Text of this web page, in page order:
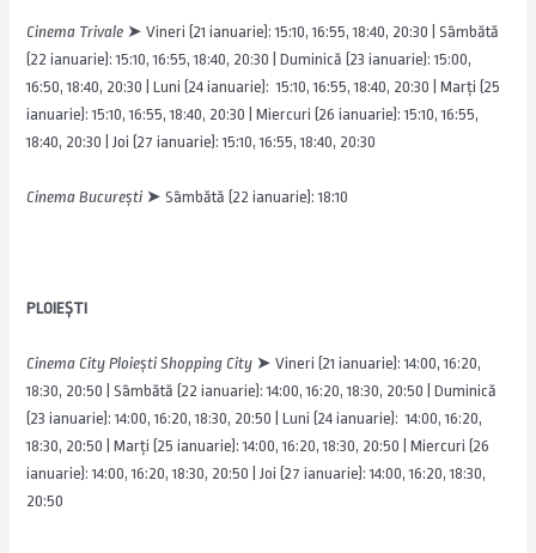
Cinema Trivale ➤ Vineri (21 ianuarie): 15:10, 16:55, 18:40, 20:30 | Sâmbătă
(22 ianuarie): 15:10, 16:55, 18:40, 20:30 | Duminică (23 ianuarie): 15:00,
16:50, 18:40, 20:30 | Luni (24 ianuarie): 15:10, 16:55, 18:40, 20:30 | Marți (25
ianuarie): 15:10, 16:55, 18:40, 20:30 | Miercuri (26 ianuarie): 15:10, 16:55,
18:40, 20:30 | Joi (27 ianuarie): 15:10, 16:55, 18:40, 20:30
Cinema București ➤ Sâmbătă (22 ianuarie): 18:10
PLOIEȘTI
Cinema City Ploiești Shopping City ➤ Vineri (21 ianuarie): 14:00, 16:20,
18:30, 20:50 | Sâmbătă (22 ianuarie): 14:00, 16:20, 18:30, 20:50 | Duminică
(23 ianuarie): 14:00, 16:20, 18:30, 20:50 | Luni (24 ianuarie): 14:00, 16:20,
18:30, 20:50 | Marți (25 ianuarie): 14:00, 16:20, 18:30, 20:50 | Miercuri (26
ianuarie): 14:00, 16:20, 18:30, 20:50 | Joi (27 ianuarie): 14:00, 16:20, 18:30,
20:50